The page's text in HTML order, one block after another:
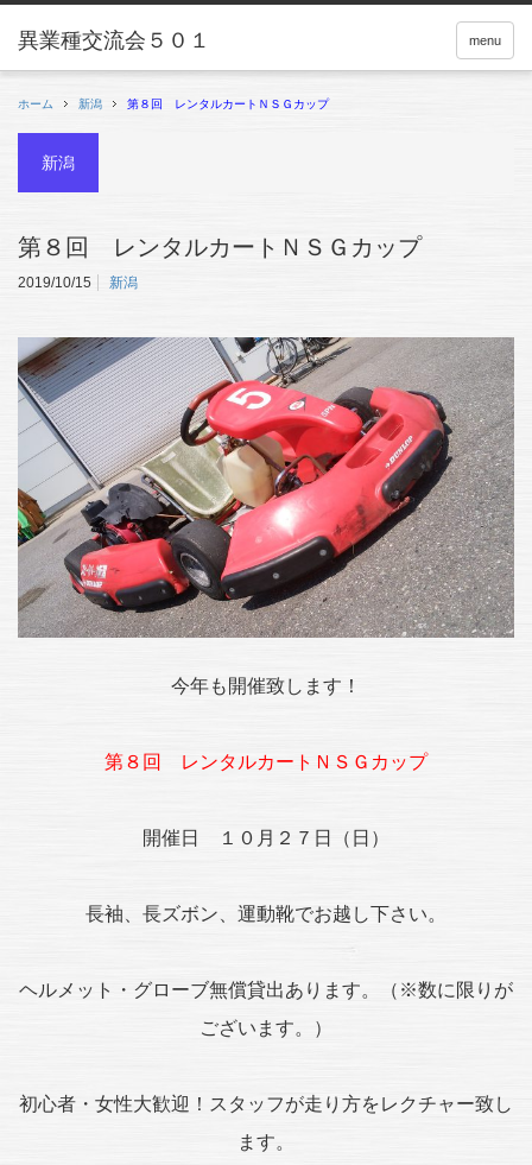
menu
ホーム 新潟 第８回 レンタルカートＮＳＧカップ
新潟
第８回 レンタルカートＮＳＧカップ
2019/10/15 新潟
今年も開催致します！
第８回 レンタルカートＮＳＧカップ
開催日 １０月２７日（日）
長袖、長ズボン、運動靴でお越し下さい。
ヘルメット・グローブ無償貸出あります。（※数に限りが
ございます。）
初心者・女性大歓迎！スタッフが走り方をレクチャー致し
ます。